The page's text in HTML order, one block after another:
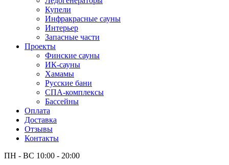
Купели
Инфракрасные сауны
Интерьер
Запасные части
Проекты
Финские сауны
ИК-сауны
Хамамы
Русские бани
СПА-комплексы
Бассейны
Оплата
Доставка
Отзывы
Контакты
ПН - ВС 10:00 - 20:00